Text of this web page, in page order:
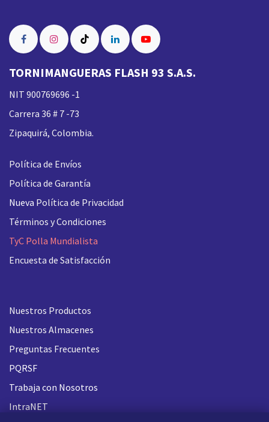
TORNIMANGUERAS FLASH 93 S.A.S.
NIT 900769696 -1
Carrera 36 # 7 -73
Zipaquirá, Colombia.
Política de Envíos
Política de Garantía
Nueva Política de Privacidad
Términos y Condiciones
TyC Polla Mundialista
Encuesta de Satisfacción
Nuestros Productos
Nuestros Almacenes
Preguntas Frecuentes
PQRSF
Trabaja con Nosotros
IntraNET